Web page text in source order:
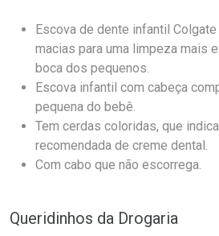
Escova de dente infantil
macias para uma limpeza mais
boca dos pequenos.
Escova infantil com cabeça
pequena do bebê.
Tem cerdas coloridas, que
recomendada de creme dental.
Com cabo que não escorrega.
Queridinhos da Drogaria